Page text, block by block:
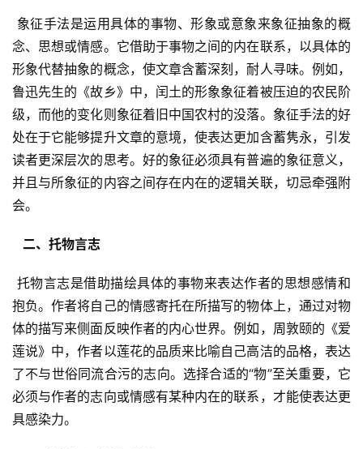
念、思想或情感。它借助于事物之间的内在联系，以具体的
形象代替抽象的概念，使文章含蓄深刻，耐人寻味。例如，
鲁迅先生的《故乡》中，闰土的形象象征着被压迫的农民阶
级，而他的变化则象征着旧中国农村的没落。象征手法的好
处在于它能够提升文章的意境，使表达更加含蓄隽永，引发
读者更深层次的思考。好的象征必须具有普遍的象征意义，
并且与所象征的内容之间存在内在的逻辑关联，切忌牵强附
会。
  二、托物言志
抱负。作者将自己的情感寄托在所描写的物体上，通过对物
体的描写来侧面反映作者的内心世界。例如，周敦颐的《爱
莲说》中，作者以莲花的品质来比喻自己高洁的品格，表达
了不与世俗同流合污的志向。选择合适的“物”至关重要，它
必须与作者的志向或情感有某种内在的联系，才能使表达更
具感染力。